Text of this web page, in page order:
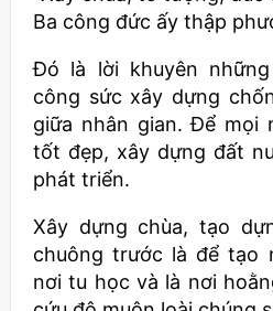
Ba công đức ấy thập
Đó là lời khuyên
công sức xây dựng
giữa nhân gian. Để mọi
tốt đẹp, xây dựng đất
phát triển.
Xây dựng chùa, tạo
chuông trước là để tạo
nơi tu học và là nơi